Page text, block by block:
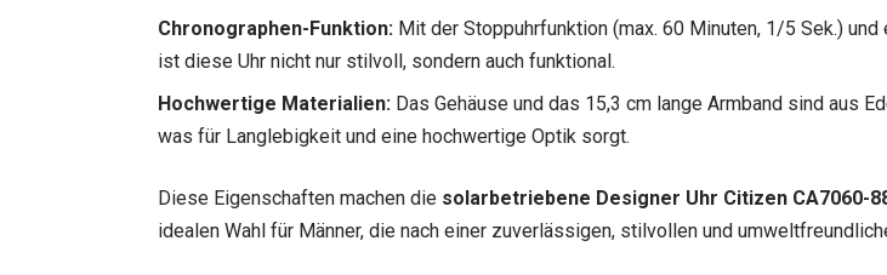
Chronographen-Funktion: Mit der Stoppuhrfunktion (max. 60 Minuten, 1/5 Sek.) und
ist diese Uhr nicht nur stilvoll, sondern auch funktional.
Hochwertige Materialien: Das Gehäuse und das 15,3 cm lange Armband sind aus
was für Langlebigkeit und eine hochwertige Optik sorgt.
Diese Eigenschaften machen die solarbetriebene Designer Uhr Citizen CA7060-
idealen Wahl für Männer, die nach einer zuverlässigen, stilvollen und